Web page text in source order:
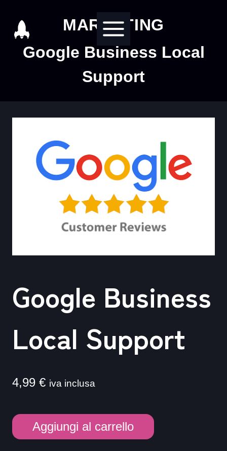
contenuto
MARKETING
Google Business Local
Support
Google Business
Local Support
4,99 € iva inclusa
Google
Business
Aggiungi al carrello